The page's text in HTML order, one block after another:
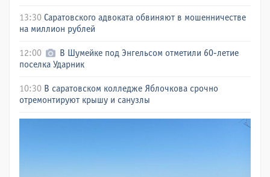
13:30 Саратовского адвоката обвиняют в мошенничестве
на миллион рублей
12:00
В Шумейке под Энгельсом отметили 60-летие
поселка Ударник
10:30 В саратовском колледже Яблочкова срочно
отремонтируют крышу и санузлы